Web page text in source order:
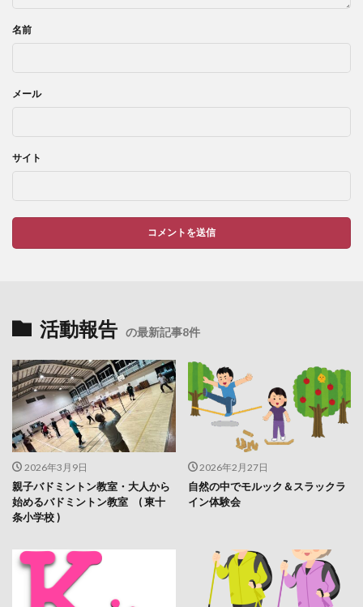
名前
メール
サイト
活動報告 の最新記事8件
2026年3月9日
親子バドミントン教室・大人から
始めるバドミントン教室 ( 東十
条小学校 )
2026年2月27日
自然の中でモルック＆スラックラ
イン体験会